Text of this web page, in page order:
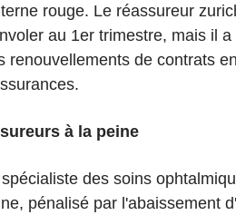
rouge. Le réassureur
au 1er trimestre, mais il
renouvellements de contrats
à la peine
des soins
pénalisé par l'abaissement